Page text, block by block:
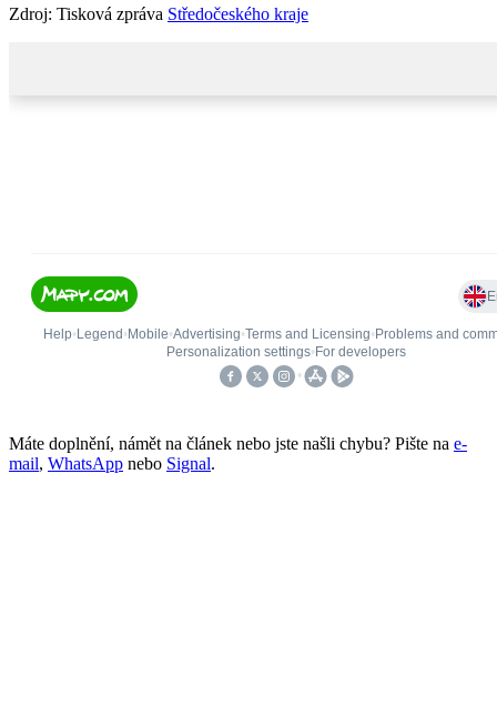
Zdroj: Tisková zpráva Středočeského kraje
Máte doplnění, námět na článek nebo jste našli chybu? Pište na e-
mail, WhatsApp nebo Signal.